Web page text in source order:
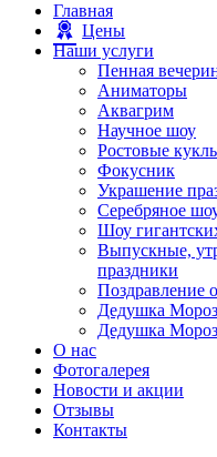
Главная
Цены
Наши услуги
Пенная
Аниматоры
Аквагрим
Научное шоу
Ростовые
Фокусник
Украшение
Серебряное
Шоу
Выпускные,
праздники
Поздравление
Дедушка
Дедушка
О нас
Фотогалерея
Новости и акции
Отзывы
Контакты